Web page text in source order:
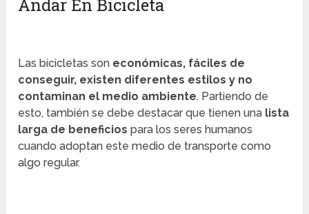
Andar En Bicicleta
Las bicicletas son económicas, fáciles de
conseguir, existen diferentes estilos y no
contaminan el medio ambiente. Partiendo de
esto, también se debe destacar que tienen una lista
larga de beneficios para los seres humanos
cuando adoptan este medio de transporte como
algo regular.